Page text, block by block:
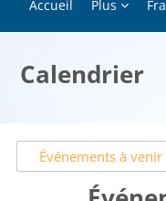
Accueil Plus
Calendrier
Événements à venir